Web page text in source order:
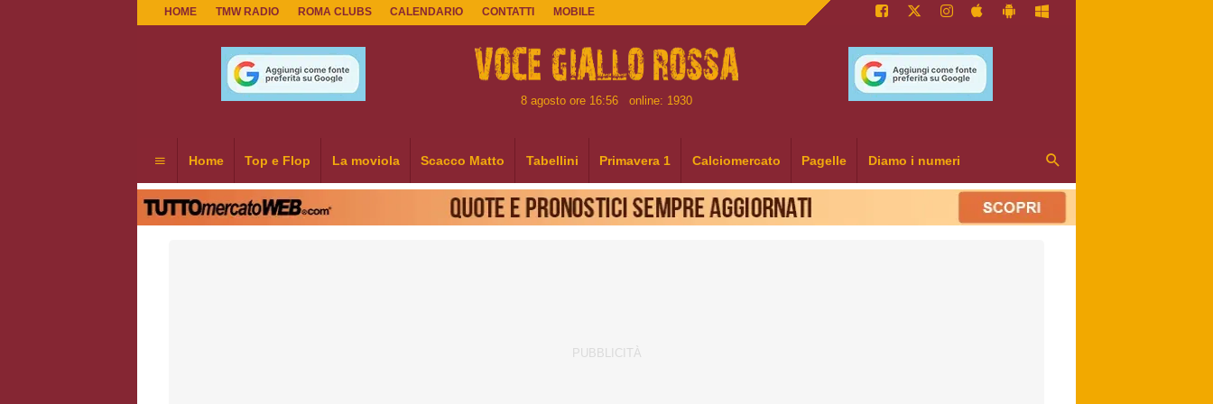
HOME TMW RADIO ROMA CLUBS CALENDARIO CONTATTI MOBILE
8 agosto ore 16:56 online: 1930
Home Top e Flop La moviola Scacco Matto Tabellini Primavera 1 Calciomercato Pagelle Diamo i numeri